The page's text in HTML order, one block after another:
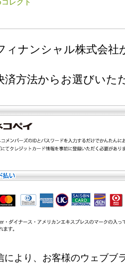
ナンシャル株式会社
方法からお選びいた
により、お客様のウェブブ